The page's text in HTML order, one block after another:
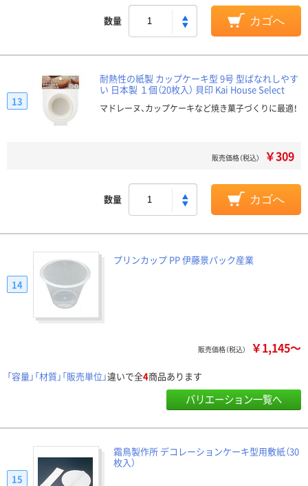
数量 カゴへ
耐熱性の紙製 カップケーキ型 9号 型ばなれしやす
い 日本製 １個（20枚入） 貝印 Kai House Select
マドレーヌ、カップケーキなど焼き菓子づくりに最適！
13
販売価格（税込） ￥309
数量 カゴへ
プリンカップ PP 伊藤景パック産業
14
販売価格（税込） ￥1,145～
「容量」「材質」「販売単位」違いで全4商品あります
バリエーション一覧へ
霜鳥製作所 デコレーションケーキ型用敷紙（30
枚入）
15